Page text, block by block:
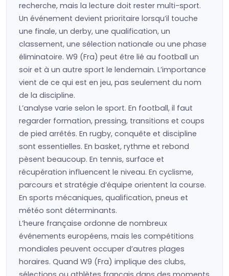
recherche, mais la lecture doit rester multi-sport.
Un événement devient prioritaire lorsqu’il touche
une finale, un derby, une qualification, un
classement, une sélection nationale ou une phase
éliminatoire. W9 (Fra) peut être lié au football un
soir et à un autre sport le lendemain. L’importance
vient de ce qui est en jeu, pas seulement du nom
de la discipline.
L’analyse varie selon le sport. En football, il faut
regarder formation, pressing, transitions et coups
de pied arrêtés. En rugby, conquête et discipline
sont essentielles. En basket, rythme et rebond
pèsent beaucoup. En tennis, surface et
récupération influencent le niveau. En cyclisme,
parcours et stratégie d’équipe orientent la course.
En sports mécaniques, qualification, pneus et
météo sont déterminants.
L’heure française ordonne de nombreux
événements européens, mais les compétitions
mondiales peuvent occuper d’autres plages
horaires. Quand W9 (Fra) implique des clubs,